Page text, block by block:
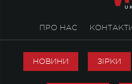
ПРО НАС
НОВИНИ ЗІРКИ